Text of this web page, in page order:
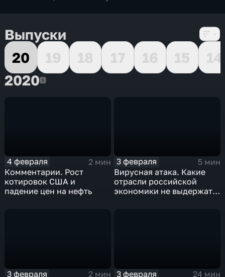
Выпуски
20
19 18 17 16 15
14
20202020
4 февраля
2 мин
Комментарии. Рост
котировок США и
падение цен на нефть
3 февраля
5 мин
Вирусная атака. Какие
отрасли российской
экономики не выдержат
3 февраля
2 мин
3 февраля
24 мин